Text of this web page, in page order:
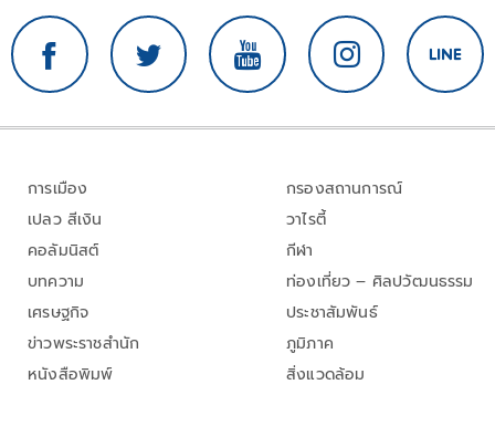
การเมือง
เปลว สีเงิน
คอลัมนิสต์
บทความ
เศรษฐกิจ
ข่าวพระราชสำนัก
หนังสือพิมพ์
กรองสถานการณ์
วาไรตี้
กีฬา
ท่องเที่ยว – ศิลปวัฒนธรรม
ประชาสัมพันธ์
ภูมิภาค
สิ่งแวดล้อม